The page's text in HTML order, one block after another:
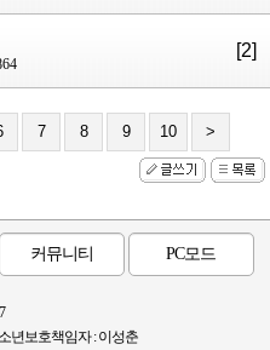
[2]
7 8 9 10 >
커뮤니티 PC모드
년보호책임자 : 이성춘